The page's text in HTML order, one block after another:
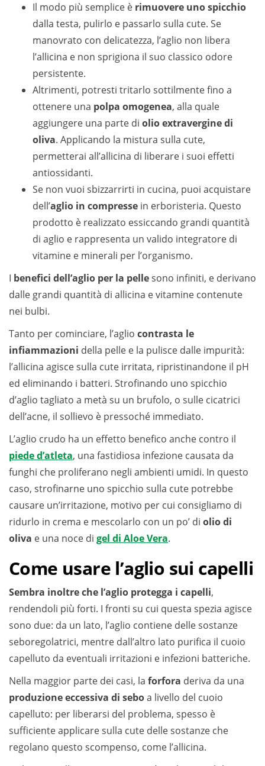
Il modo più semplice è rimuovere uno spicchio
dalla testa, pulirlo e passarlo sulla cute. Se
manovrato con delicatezza, l’aglio non libera
l’allicina e non sprigiona il suo classico odore
persistente.
Altrimenti, potresti tritarlo sottilmente fino a
ottenere una polpa omogenea, alla quale
aggiungere una parte di olio extravergine di
oliva. Applicando la mistura sulla cute,
permetterai all’allicina di liberare i suoi effetti
antiossidanti.
Se non vuoi sbizzarrirti in cucina, puoi acquistare
dell’aglio in compresse in erboristeria. Questo
prodotto è realizzato essiccando grandi quantità
di aglio e rappresenta un valido integratore di
vitamine e minerali per l’organismo.
I benefici dell’aglio per la pellesono infiniti, e derivano
dalle grandi quantità di allicina e vitamine contenute
nei bulbi.
Tanto per cominciare, l’aglio contrasta le
infiammazioni della pelle e la pulisce dalle impurità:
l’allicina agisce sulla cute irritata, ripristinandone il pH
ed eliminando i batteri. Strofinando uno spicchio
d’aglio tagliato a metà su un brufolo, o sulle cicatrici
dell’acne, il sollievo è pressoché immediato.
L’aglio crudo ha un effetto benefico anche contro il
piede d’atleta, una fastidiosa infezione causata da
funghi che proliferano negli ambienti umidi. In questo
caso, strofinarne uno spicchio sulla cute potrebbe
causare un’irritazione, motivo per cui consigliamo di
ridurlo in crema e mescolarlo con un po’ di olio di
oliva e una noce di gel di Aloe Vera.
Come usare l’aglio sui capelli
Sembra inoltre che l’aglio protegga i capelli,
rendendoli più forti. I fronti su cui questa spezia agisce
sono due: da un lato, l’aglio contiene delle sostanze
seboregolatrici, mentre dall’altro lato purifica il cuoio
capelluto da eventuali irritazioni e infezioni batteriche.
Nella maggior parte dei casi, la forfora deriva da una
produzione eccessiva di seboa livello del cuoio
capelluto: per liberarsi del problema, spesso è
sufficiente applicare sulla cute delle sostanze che
regolano questo scompenso, come l’allicina.